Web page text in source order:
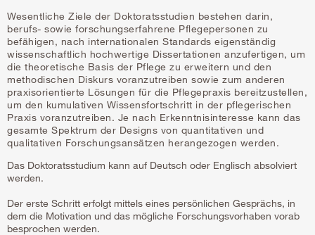
Wesentliche Ziele der Doktoratsstudien bestehen darin,
berufs- sowie forschungserfahrene Pflegepersonen zu
befähigen, nach internationalen Standards eigenständig
wissenschaftlich hochwertige Dissertationen anzufertigen, um
die theoretische Basis der Pflege zu erweitern und den
methodischen Diskurs voranzutreiben sowie zum anderen
praxisorientierte Lösungen für die Pflegepraxis bereitzustellen,
um den kumulativen Wissensfortschritt in der pflegerischen
Praxis voranzutreiben. Je nach Erkenntnisinteresse kann das
gesamte Spektrum der Designs von quantitativen und
qualitativen Forschungsansätzen herangezogen werden.
Das Doktoratsstudium kann auf Deutsch oder Englisch absolviert
werden.
Der erste Schritt erfolgt mittels eines persönlichen Gesprächs, in
dem die Motivation und das mögliche Forschungsvorhaben vorab
besprochen werden.